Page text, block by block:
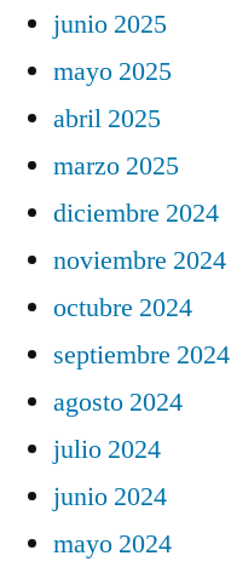
junio 2025
mayo 2025
abril 2025
marzo 2025
diciembre 2024
noviembre 2024
octubre 2024
septiembre 2024
agosto 2024
julio 2024
junio 2024
mayo 2024